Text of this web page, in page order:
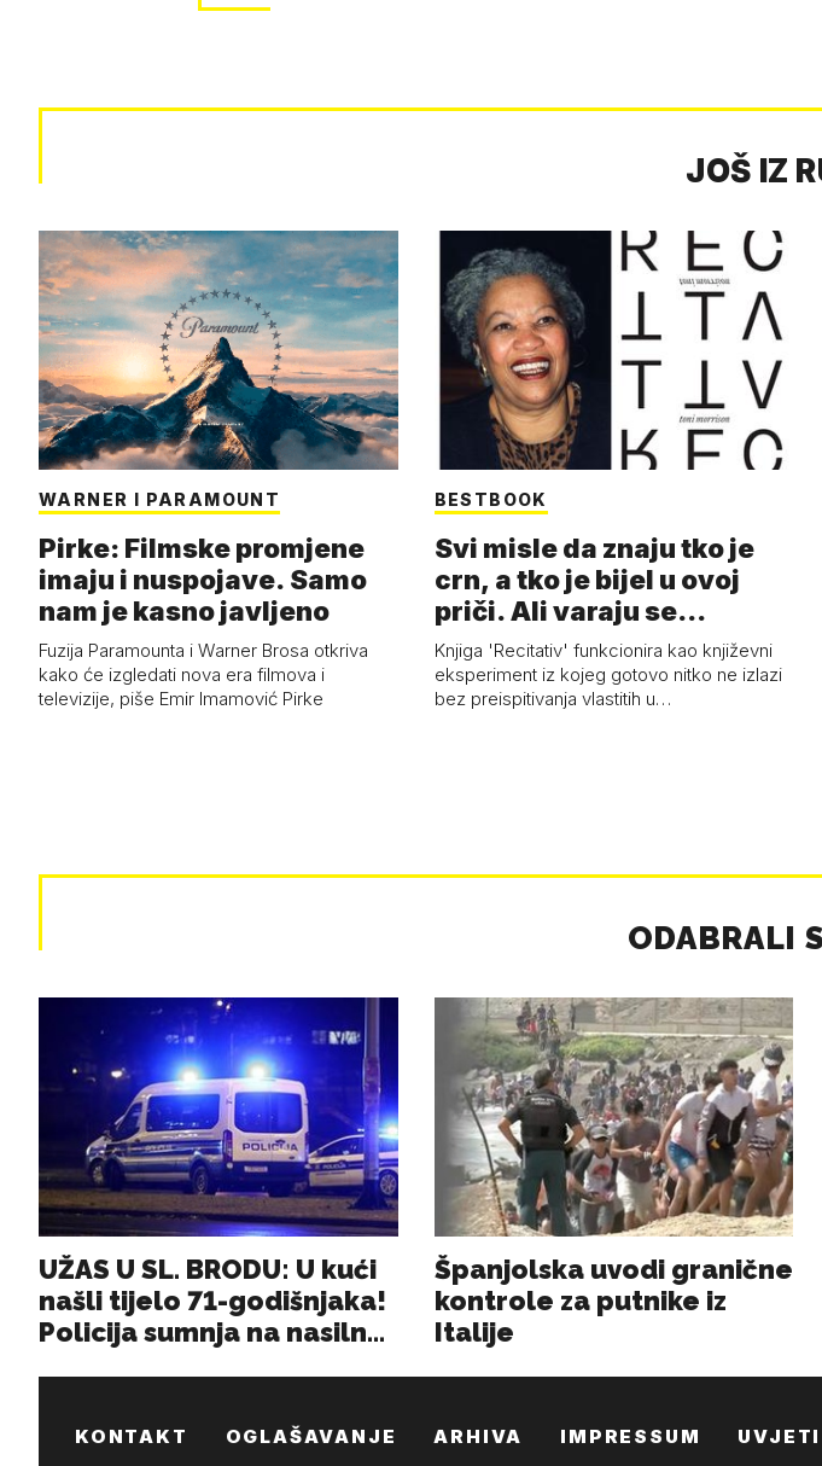
JOŠ IZ
WARNER I PARAMOUNT
Pirke: Filmske promjene
imaju i nuspojave. Samo
nam je kasno javljeno
Fuzija Paramounta i Warner Brosa otkriva
kako će izgledati nova era filmova i
televizije, piše Emir Imamović Pirke
BESTBOOK
Svi misle da znaju tko je
crn, a tko je bijel u ovoj
priči. Ali varaju se...
Knjiga 'Recitativ' funkcionira kao književni
eksperiment iz kojeg gotovo nitko ne izlazi
bez preispitivanja vlastitih u…
KONTAKT OGLAŠAVANJE ARHIVA IMPRESSUM